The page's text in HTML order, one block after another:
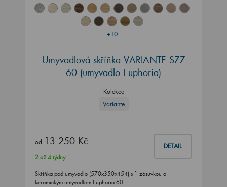
+10
Umyvadlová skříňka VARIANTE SZZ
60 (umyvadlo Euphoria)
Kolekce
Variante
od 13 250 Kč DETAIL
2 až 4 týdny
Skříňka pod umyvadlo (570x350x454) s 1 zásuvkou a
keramickým umyvadlem Euphoria 60